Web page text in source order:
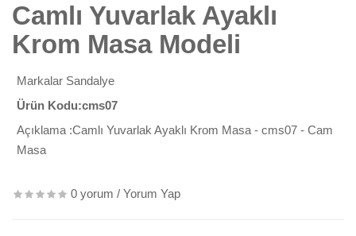
Camlı Yuvarlak Ayaklı
Krom Masa Modeli
Markalar Sandalye
Ürün Kodu:cms07
Açıklama :Camlı Yuvarlak Ayaklı Krom Masa - cms07 - Cam
Masa
0 yorum / Yorum Yap